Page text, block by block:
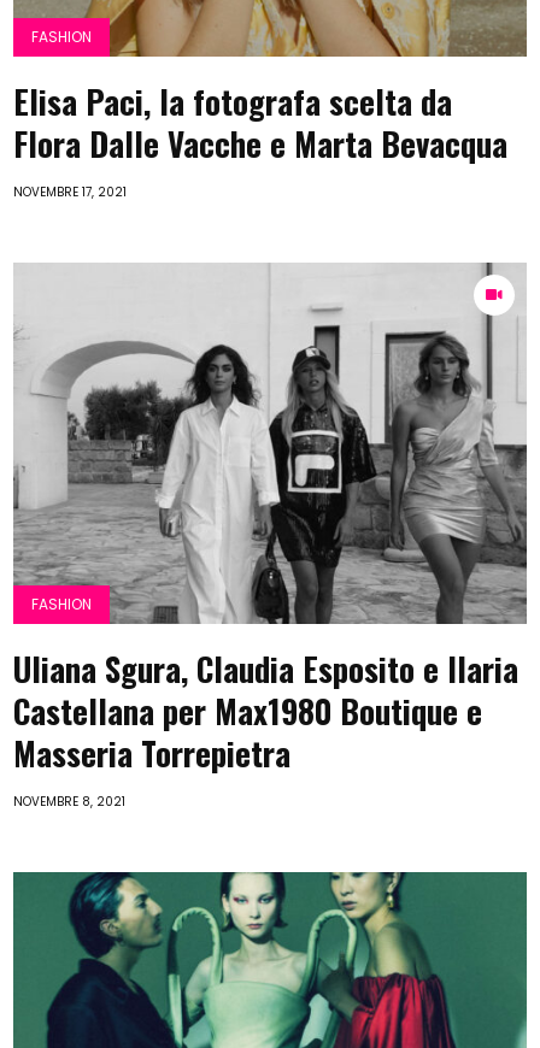
FASHION
Elisa Paci, la fotografa scelta da
Flora Dalle Vacche e Marta Bevacqua
NOVEMBRE 17, 2021
FASHION
Uliana Sgura, Claudia Esposito e Ilaria
Castellana per Max1980 Boutique e
Masseria Torrepietra
NOVEMBRE 8, 2021